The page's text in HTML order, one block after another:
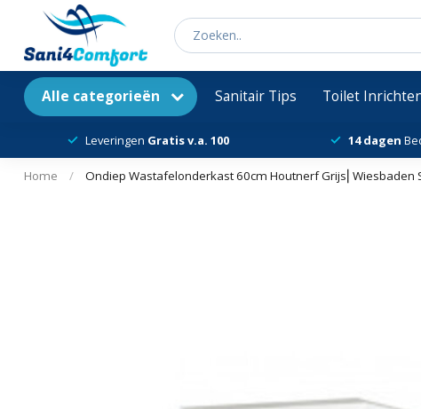
Alle categorieën Sanitair Tips Toilet
Leveringen Gratis v.a. 100 14 dagen
Home / Ondiep Wastafelonderkast 60cm Houtnerf Grijs⎢Wiesbaden